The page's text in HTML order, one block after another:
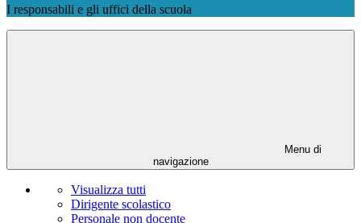
I responsabili e gli uffici della scuola
Menu di
navigazione
Visualizza tutti
Dirigente scolastico
Personale non docente